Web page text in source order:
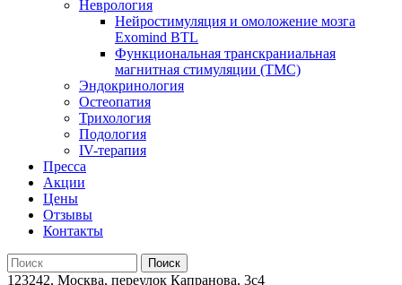
Неврология
Нейростимуляция и омоложение мозга
Exomind BTL
Функциональная транскраниальная
магнитная стимуляции (ТМС)
Эндокринология
Остеопатия
Трихология
Подология
IV-терапия
Пресса
Акции
Цены
Отзывы
Контакты
123242, Москва, переулок Капранова, 3с4